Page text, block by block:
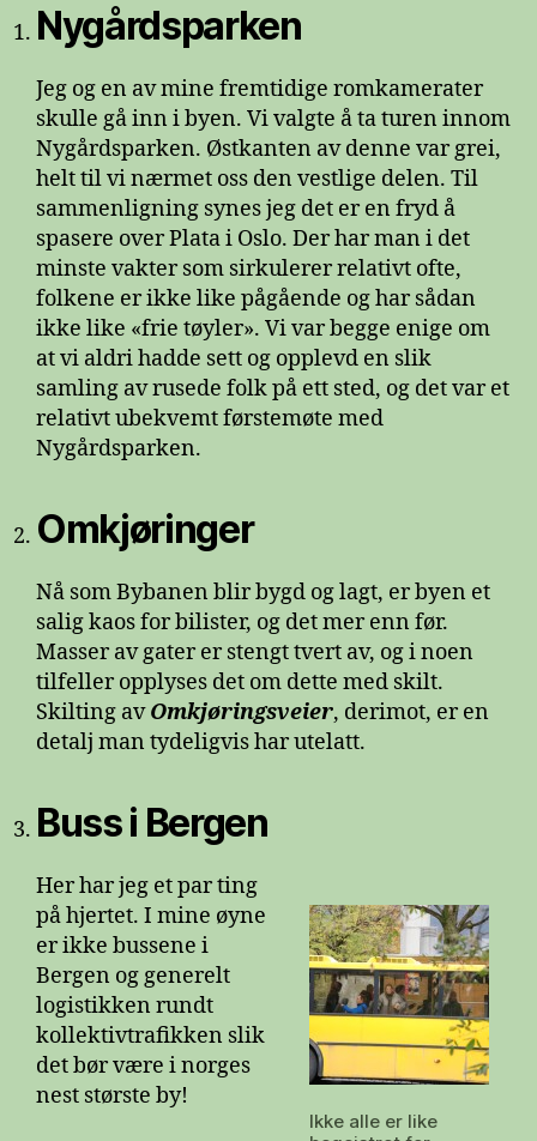
Nygårdsparken
Jeg og en av mine fremtidige romkamerater
skulle gå inn i byen. Vi valgte å ta turen innom
Nygårdsparken. Østkanten av denne var grei,
helt til vi nærmet oss den vestlige delen. Til
sammenligning synes jeg det er en fryd å
spasere over Plata i Oslo. Der har man i det
minste vakter som sirkulerer relativt ofte,
folkene er ikke like pågående og har sådan
ikke like «frie tøyler». Vi var begge enige om
at vi aldri hadde sett og opplevd en slik
samling av rusede folk på ett sted, og det var et
relativt ubekvemt førstemøte med
Nygårdsparken.
Omkjøringer
Nå som Bybanen blir bygd og lagt, er byen et
salig kaos for bilister, og det mer enn før.
Masser av gater er stengt tvert av, og i noen
tilfeller opplyses det om dette med skilt.
Skilting avOmkjøringsveier, derimot, er en
detalj man tydeligvis har utelatt.
Buss i Bergen
Ikke alle er like
Her har jeg et par ting
på hjertet. I mine øyne
er ikke bussene i
Bergen og generelt
logistikken rundt
kollektivtrafikken slik
det bør være i norges
nest største by!